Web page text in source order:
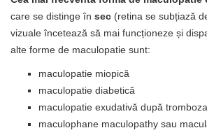
care se distinge în sec (retina se subțiază
vizuale încetează să mai funcționeze și
alte forme de maculopatie sunt:
maculopatie miopică
maculopatie diabetică
maculopatie exudativă după
maculophane maculopathy sau